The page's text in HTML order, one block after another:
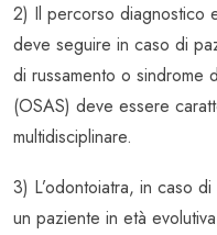
2) Il percorso diagnostico
deve seguire in caso di
di russamento o sindrome
(OSAS) deve essere
multidisciplinare.
3) L’odontoiatra, in caso
un paziente in età